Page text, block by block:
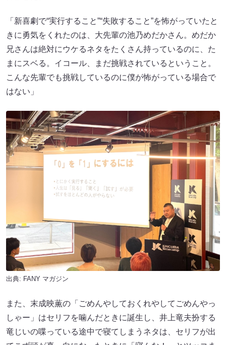
「新喜劇で“実行すること”“失敗すること”を怖がっていたと
きに勇気をくれたのは、大先輩の池乃めだかさん。めだか
兄さんは絶対にウケるネタをたくさん持っているのに、た
まにスベる。イコール、まだ挑戦されているということ。
こんな先輩でも挑戦しているのに僕が怖がっている場合で
はない」
出典: FANY マガジン
また、末成映薫の「ごめんやしておくれやしてごめんやっ
しゃー」はセリフを噛んだときに誕生し、井上竜夫扮する
竜じいの喋っている途中で寝てしまうネタは、セリフが出